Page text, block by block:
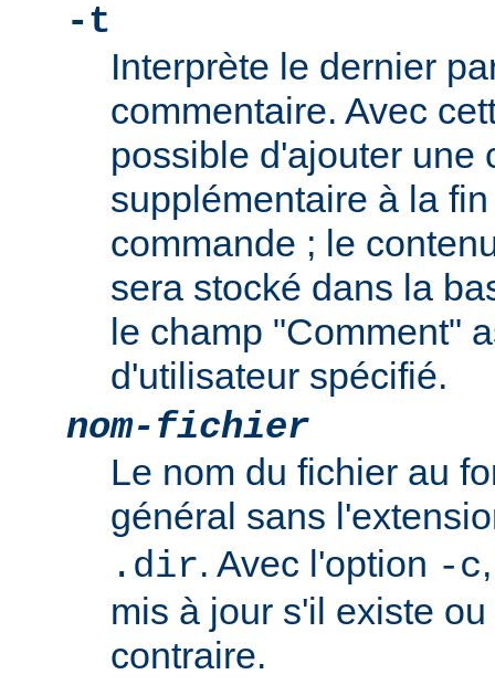
-t
Interprète le dernier
commentaire. Avec
possible d'ajouter une
supplémentaire à la
commande ; le
sera stocké dans la
le champ "Comment"
d'utilisateur spécifié.
nom-fichier
Le nom du fichier au
général sans
.dir. Avec l'option -c
mis à jour s'il existe
contraire.